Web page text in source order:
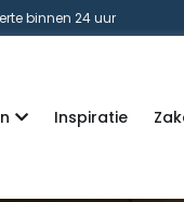
binnen 24 uur
Inspiratie